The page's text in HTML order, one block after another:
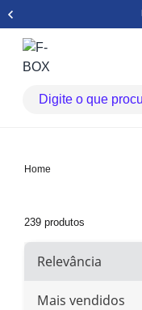
Home
239 produtos
Relevância
Relevância
Mais vendidos